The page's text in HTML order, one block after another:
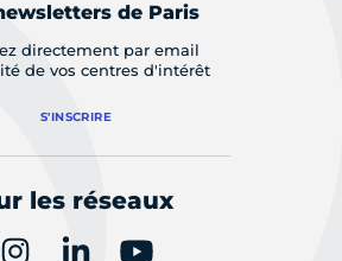
de Paris
directement par email
de vos centres d'intérêt
S'INSCRIRE
les réseaux